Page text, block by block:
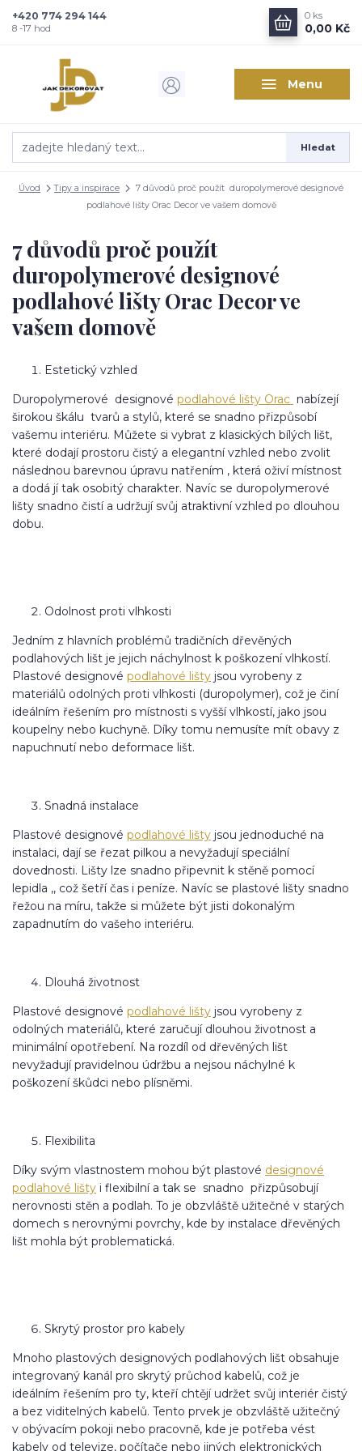
Menu
Hledat
+420 774 294 144
8 -17 hod
0 ks
0,00 Kč
Úvod Tipy a inspirace
7 důvodů proč použít duropolymerové designové
podlahové lišty Orac Decor ve vašem domově
7 důvodů proč použít
duropolymerové designové
podlahové lišty Orac Decor ve
vašem domově
Estetický vzhled
Duropolymerové designové podlahové lišty Orac nabízejí
širokou škálu tvarů a stylů, které se snadno přizpůsobí
vašemu interiéru. Můžete si vybrat z klasických bílých lišt,
které dodají prostoru čistý a elegantní vzhled nebo zvolit
následnou barevnou úpravu natřením , která oživí místnost
a dodá jí tak osobitý charakter. Navíc se duropolymerové
lišty snadno čistí a udržují svůj atraktivní vzhled po dlouhou
dobu.
Odolnost proti vlhkosti
Jedním z hlavních problémů tradičních dřevěných
podlahových lišt je jejich náchylnost k poškození vlhkostí.
Plastové designové podlahové lišty jsou vyrobeny z
materiálů odolných proti vlhkosti (duropolymer), což je činí
ideálním řešením pro místnosti s vyšší vlhkostí, jako jsou
koupelny nebo kuchyně. Díky tomu nemusíte mít obavy z
napuchnutí nebo deformace lišt.
Snadná instalace
Plastové designové podlahové lišty jsou jednoduché na
instalaci, dají se řezat pilkou a nevyžadují speciální
dovednosti. Lišty lze snadno připevnit k stěně pomocí
lepidla ,, což šetří čas i peníze. Navíc se plastové lišty snadno
řežou na míru, takže si můžete být jisti dokonalým
zapadnutím do vašeho interiéru.
Dlouhá životnost
Plastové designové podlahové lišty jsou vyrobeny z
odolných materiálů, které zaručují dlouhou životnost a
minimální opotřebení. Na rozdíl od dřevěných lišt
nevyžadují pravidelnou údržbu a nejsou náchylné k
poškození škůdci nebo plísněmi.
Flexibilita
Díky svým vlastnostem mohou být plastové designové
podlahové lišty i flexibilní a tak se snadno přizpůsobují
nerovnosti stěn a podlah. To je obzvláště užitečné v starých
domech s nerovnými povrchy, kde by instalace dřevěných
lišt mohla být problematická.
Skrytý prostor pro kabely
Mnoho plastových designových podlahových lišt obsahuje
integrovaný kanál pro skrytý průchod kabelů, což je
ideálním řešením pro ty, kteří chtějí udržet svůj interiér čistý
a bez viditelných kabelů. Tento prvek je obzvláště užitečný
v obývacím pokoji nebo pracovně, kde je potřeba vést
kabely od televize, počítače nebo jiných elektronických